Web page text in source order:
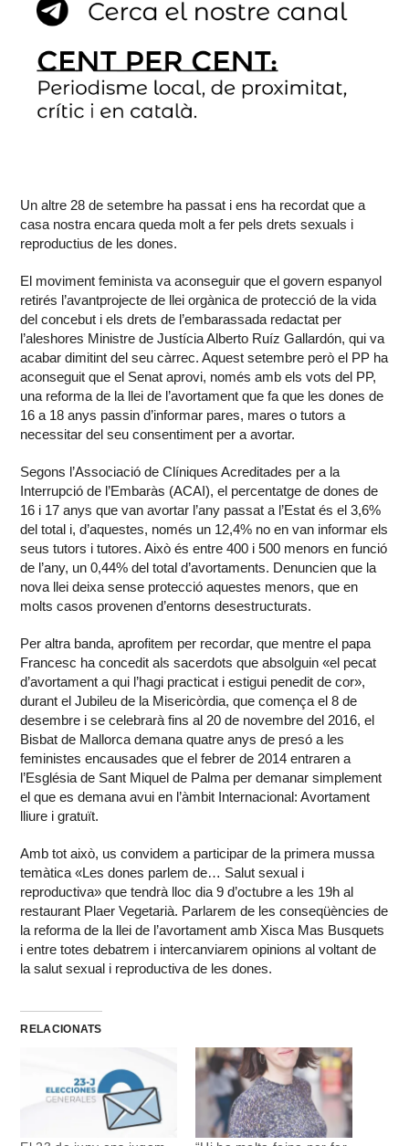
Un altre 28 de setembre ha passat i ens ha recordat que a
casa nostra encara queda molt a fer pels drets sexuals i
reproductius de les dones.
El moviment feminista va aconseguir que el govern espanyol
retirés l’avantprojecte de llei orgànica de protecció de la vida
del concebut i els drets de l’embarassada redactat per
l’aleshores Ministre de Justícia Alberto Ruíz Gallardón, qui va
acabar dimitint del seu càrrec. Aquest setembre però el PP ha
aconseguit que el Senat aprovi, només amb els vots del PP,
una reforma de la llei de l’avortament que fa que les dones de
16 a 18 anys passin d’informar pares, mares o tutors a
necessitar del seu consentiment per a avortar.
Segons l’Associació de Clíniques Acreditades per a la
Interrupció de l’Embaràs (ACAI), el percentatge de dones de
16 i 17 anys que van avortar l’any passat a l’Estat és el 3,6%
del total i, d’aquestes, només un 12,4% no en van informar els
seus tutors i tutores. Això és entre 400 i 500 menors en funció
de l’any, un 0,44% del total d’avortaments. Denuncien que la
nova llei deixa sense protecció aquestes menors, que en
molts casos provenen d’entorns desestructurats.
Per altra banda, aprofitem per recordar, que mentre el papa
Francesc ha concedit als sacerdots que absolguin «el pecat
d’avortament a qui l’hagi practicat i estigui penedit de cor»,
durant el Jubileu de la Misericòrdia, que comença el 8 de
desembre i se celebrarà fins al 20 de novembre del 2016, el
Bisbat de Mallorca demana quatre anys de presó a les
feministes encausades que el febrer de 2014 entraren a
l’Església de Sant Miquel de Palma per demanar simplement
el que es demana avui en l’àmbit Internacional: Avortament
lliure i gratuït.
Amb tot això, us convidem a participar de la primera mussa
temàtica «Les dones parlem de… Salut sexual i
reproductiva» que tendrà lloc dia 9 d’octubre a les 19h al
restaurant Plaer Vegetarià. Parlarem de les conseqüències de
la reforma de la llei de l’avortament amb Xisca Mas Busquets
i entre totes debatrem i intercanviarem opinions al voltant de
la salut sexual i reproductiva de les dones.
RELACIONATS